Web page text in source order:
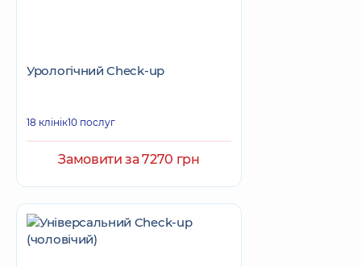
Урологічний Check-up
18 клінік10 послуг
Замовити за 7270 грн